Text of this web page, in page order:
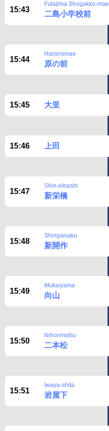
15:43
Futajima Shogakko-mae
二島小学校前
15:44
Haranomae
原の前
15:45 大里
15:46 上田
15:47
Shin-eibashi
新栄橋
15:48
Shingaisaku
新開作
15:49
Mukaiyama
向山
15:50
Nihonmatsu
二本松
15:51
Iwaya-shita
岩屋下